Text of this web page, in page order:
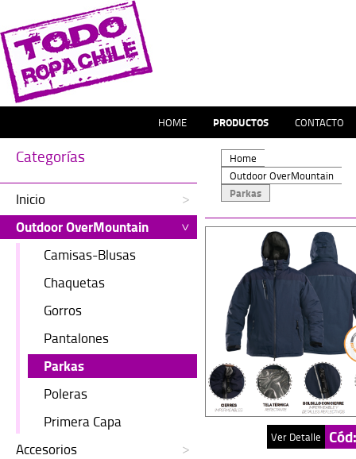
HOME PRODUCTOS CONTACTO
Categorías
Inicio
Outdoor OverMountain
Camisas-Blusas
Chaquetas
Gorros
Pantalones
Parkas
Poleras
Primera Capa
Accesorios
Home
Outdoor OverMountain
Parkas
Ver Detalle